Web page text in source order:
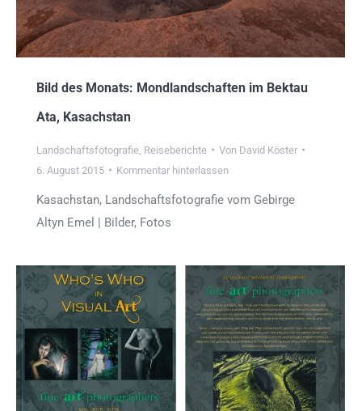
Bild des Monats: Mondlandschaften im Bektau
Ata, Kasachstan
Landschaftsfotografie Reiseberichte Von David Köster
6. August 2015
Kommentar hinterlassen
Kasachstan, Landschaftsfotografie vom Gebirge
Altyn Emel | Bilder, Fotos